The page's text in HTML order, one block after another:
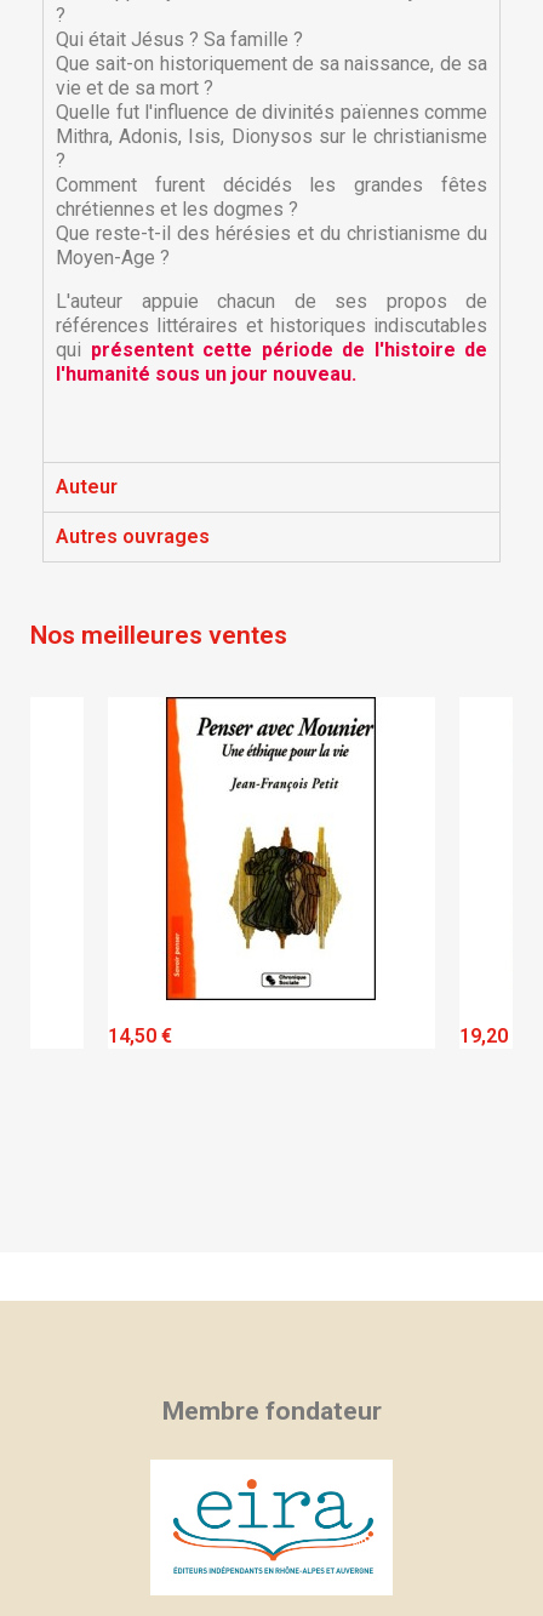
×
add_circle_outline Créer une nouvelle liste
Créer une liste d'envies ×
Annuler Créer une liste d'envies
Connexion ×
à votre liste d'envies.
?
Qui était Jésus ? Sa famille ?
Que sait-on historiquement de sa naissance, de sa
vie et de sa mort ?
Quelle fut l'influence de divinités païennes comme
Mithra, Adonis, Isis, Dionysos sur le christianisme
?
Comment furent décidés les grandes fêtes
chrétiennes et les dogmes ?
Que reste-t-il des hérésies et du christianisme du
Moyen-Age ?
L'auteur appuie chacun de ses propos de
références littéraires et historiques indiscutables
qui présentent cette période de l'histoire de
l'humanité sous un jour nouveau.
Auteur
Autres ouvrages
Nos meilleures ventes
14,50 € 19,20 €
Membre fondateur